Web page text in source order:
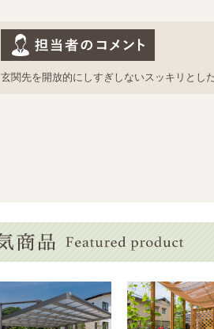
玄関先を開放的にしすぎしないスッキリとし